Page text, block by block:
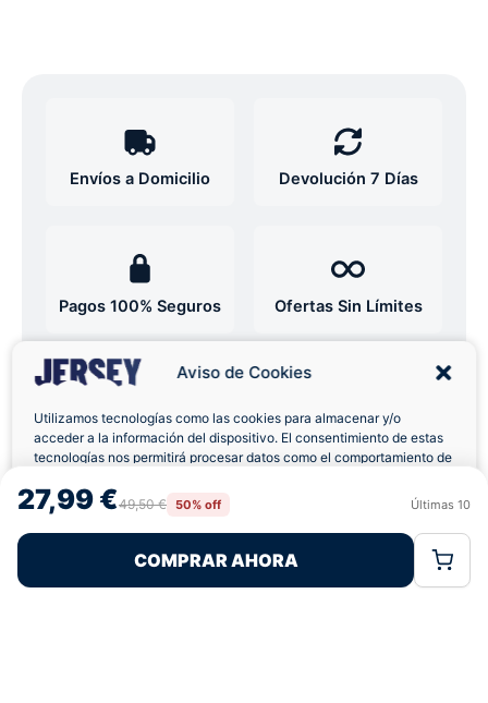
Aviso de Cookies
Utilizamos tecnologías como las cookies para almacenar y/o
acceder a la información del dispositivo. El consentimiento de estas
tecnologías nos permitirá procesar datos como el comportamiento de
retirar el consentimiento, puede afectar negativamente a ciertas
características y funciones.
Rechazar
Política de CookiesPolítica de Privacidad
27,99 €49,50 € 50% off Últimas 10
COMPRAR AHORA
Envíos a Domicilio Devolución 7 Días
Pagos 100% Seguros Ofertas Sin Límites
★★★★★ 4,6 basado en 12+ reseñas
¿Tienes dudas con la talla o el envío?
Escríbenos por WhatsApp